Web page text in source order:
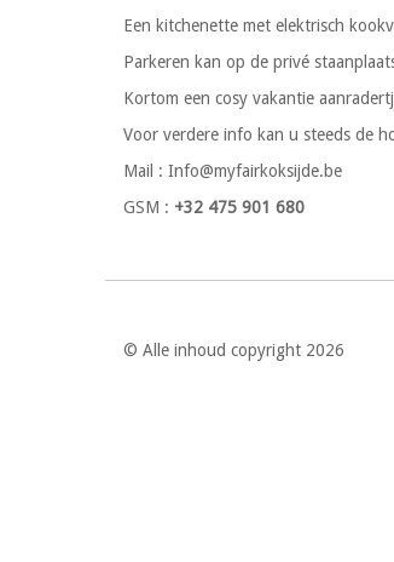
Een kitchenette met elektrisch
Parkeren kan op de privé
Kortom een cosy vakantie
Voor verdere info kan u steeds de
Mail : Info@myfairkoksijde.be
GSM : +32 475 901 680
© Alle inhoud copyright 2026